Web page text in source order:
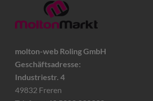
molton-web Roling GmbH
Geschäftsadresse:
Industriestr. 4
49832 Freren